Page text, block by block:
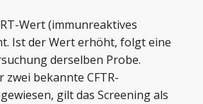
Wert (immunreaktives
Ist der Wert erhöht, folgt eine
derselben Probe.
zwei bekannte CFTR-
gilt das Screening als